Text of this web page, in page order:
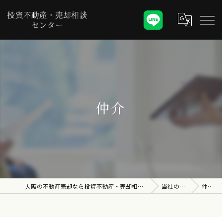
仲介
大阪の不動産売却なら投資不動産・売却相談センター 当社の特徴 仲介